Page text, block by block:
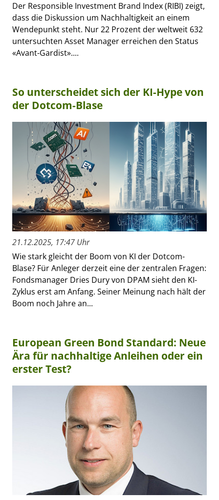
Der Responsible Investment Brand Index (RIBI) zeigt,
dass die Diskussion um Nachhaltigkeit an einem
Wendepunkt steht. Nur 22 Prozent der weltweit 632
untersuchten Asset Manager erreichen den Status
«Avant-Gardist»....
So unterscheidet sich der KI-Hype von
der Dotcom-Blase
21.12.2025, 17:47 Uhr
Wie stark gleicht der Boom von KI der Dotcom-
Blase? Für Anleger derzeit eine der zentralen Fragen:
Fondsmanager Dries Dury von DPAM sieht den KI-
Zyklus erst am Anfang. Seiner Meinung nach hält der
Boom noch Jahre an...
European Green Bond Standard: Neue
Ära für nachhaltige Anleihen oder ein
erster Test?